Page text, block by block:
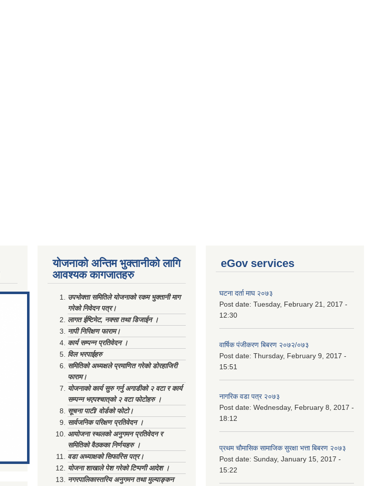
योजनाको अन्तिम भुक्तानीको लागि
आवश्यक कागजातहरु
उपभोक्ता समितिले योजनाको रकम भुक्तानी माग
गरेको निवेदन पत्र।
लागत ईष्टिमेट, नक्सा तथा डिजाईन ।
नापी निरिक्षण फाराम।
कार्य सम्पन्न प्रतिवेदन ।
विल भरपाईहरु
समितिको अध्यक्षले प्रमाणित गरेको डोरहाजिरी
फाराम।
योजनाको कार्य सुरु गर्नु अगाडीको २ वटा र कार्य
सम्पन्न भएपश्चात्‌को २ वटा फोटोहरु ।
सूचना पाटी/ वोर्डको फोटो।
सार्वजनिक परिक्षण प्रतिवेदन ।
आयोजना स्थलको अनुगमन प्रतिवेदन र
समितिको वैठकका निर्णयहरु ।
वडा अध्याक्षको सिफारिस पत्र।
योजना शाखाले पेश गरेको टिप्पणी आदेश ।
नगरपालिकास्तरिय अनुगमन तथा मुल्याङ्कन
eGov services
घटना दर्ता माघ २०७३
Post date: Tuesday, February 21, 2017 -
12:30
वार्षिक पंजीकरण बिबरण २०७२/०७३
Post date: Thursday, February 9, 2017 -
15:51
नागरिक वडा पत्र २०७३
Post date: Wednesday, February 8, 2017 -
18:12
प्रथम चौमासिक सामाजिक सुरक्षा भत्ता बिबरण २०७३
Post date: Sunday, January 15, 2017 -
15:22